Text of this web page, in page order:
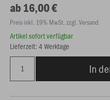
ab 16,00 €
Preis inkl. 19% MwSt. zzgl. Versand
Artikel sofort verfügbar
Lieferzeit: 4 Werktage
In